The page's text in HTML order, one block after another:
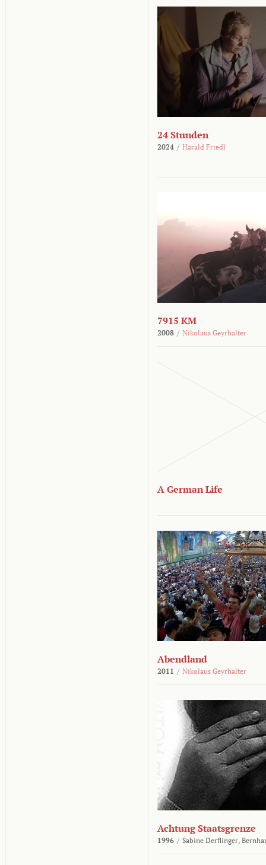
24 Stunden
2024 / Harald Friedl
7915 KM
2008 / Nikolaus Geyrhalter
A German Life
Abendland
2011 / Nikolaus Geyrhalter
Achtung Staatsgrenze
1996 / Sabine Derflinger,